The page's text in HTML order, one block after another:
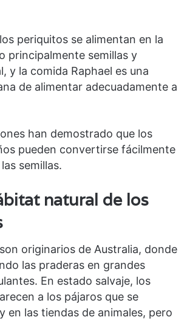
periquitos se alimentan en la
principalmente semillas y
y la comida Raphael es una
de alimentar adecuadamente a
han demostrado que los
pueden convertirse fácilmente
semillas.
natural de los
originarios de Australia, donde
las praderas en grandes
En estado salvaje, los
a los pájaros que se
en las tiendas de animales, pero